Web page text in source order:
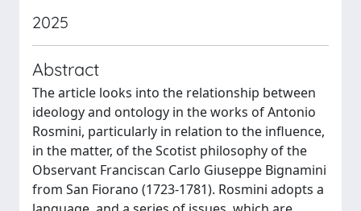
2025
Abstract
The article looks into the relationship between
ideology and ontology in the works of Antonio
Rosmini, particularly in relation to the influence,
in the matter, of the Scotist philosophy of the
Observant Franciscan Carlo Giuseppe Bignamini
from San Fiorano (1723-1781). Rosmini adopts a